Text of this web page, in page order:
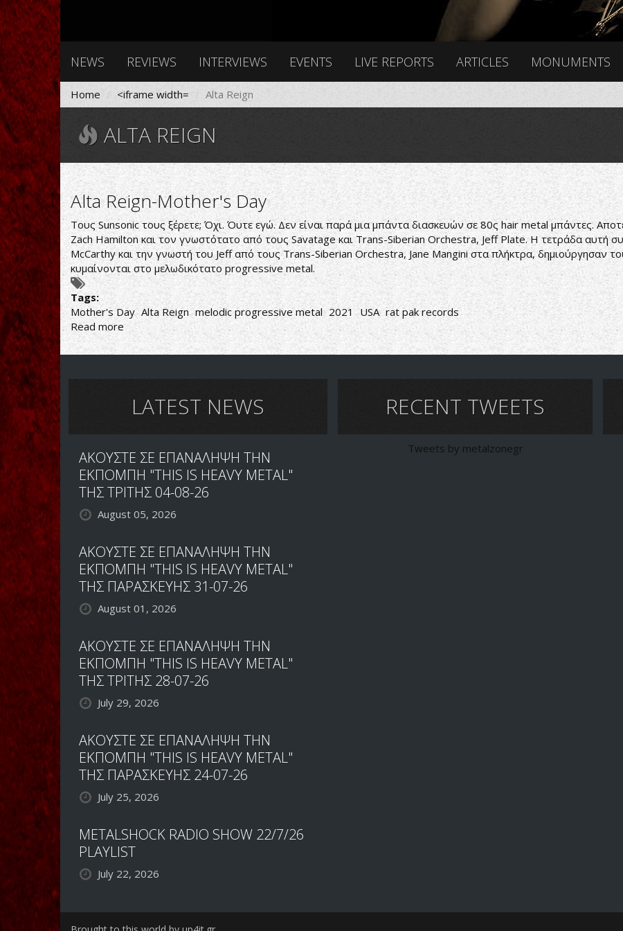
NEWS REVIEWS INTERVIEWS EVENTS LIVE REPORTS ARTICLES MONUMENTS
Home <iframe width= Alta Reign
ALTA REIGN
Alta Reign-Mother's Day
Τους Sunsonic τους ξέρετε; Όχι. Όυτε εγώ. Δεν είναι παρά μια μπάντα διασκευών σε 80ς hair metal μπάντες.
Zach Hamilton και τον γνωστότατο από τους Savatage και Trans-Siberian Orchestra, Jeff Plate. Η τετράδα αυτή
McCarthy και την γνωστή του Jeff από τους Trans-Siberian Orchestra, Jane Mangini στα πλήκτρα, δημιούργησαν
κυμαίνονται στο μελωδικότατο progressive metal.
Tags:
Mother's Day Alta Reign melodic progressive metal 2021 USA rat pak records
Read more about
Alta
Reign-
LATEST NEWS
ΑΚΟΥΣΤΕ ΣΕ ΕΠΑΝΑΛΗΨΗ ΤΗΝ
ΕΚΠΟΜΠΗ "THIS IS HEAVY METAL"
ΤΗΣ ΤΡΙΤΗΣ 04-08-26
August 05, 2026
ΑΚΟΥΣΤΕ ΣΕ ΕΠΑΝΑΛΗΨΗ ΤΗΝ
ΕΚΠΟΜΠΗ "THIS IS HEAVY METAL"
ΤΗΣ ΠΑΡΑΣΚΕΥΗΣ 31-07-26
August 01, 2026
ΑΚΟΥΣΤΕ ΣΕ ΕΠΑΝΑΛΗΨΗ ΤΗΝ
ΕΚΠΟΜΠΗ "THIS IS HEAVY METAL"
ΤΗΣ ΤΡΙΤΗΣ 28-07-26
July 29, 2026
ΑΚΟΥΣΤΕ ΣΕ ΕΠΑΝΑΛΗΨΗ ΤΗΝ
ΕΚΠΟΜΠΗ "THIS IS HEAVY METAL"
ΤΗΣ ΠΑΡΑΣΚΕΥΗΣ 24-07-26
July 25, 2026
METALSHOCK RADIO SHOW 22/7/26
PLAYLIST
July 22, 2026
RECENT TWEETS
Tweets by metalzonegr